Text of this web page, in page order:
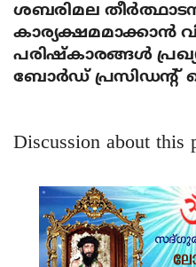
ശബരിമല
കാര്യക്ഷമമാക്കാന്‍
പരിഷ്‌കാരങ്ങള്‍
ബോര്‍ഡ് പ്രസിഡന്റ്
Discussion about this